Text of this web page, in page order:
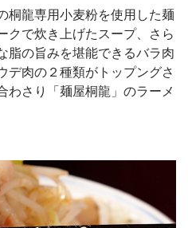
桐龍専用小麦粉を使用した麺
クで炊き上げたスープ、さら
脂の旨みを堪能できるバラ肉
デ肉の２種類がトップングさ
わさり「麺屋桐龍」のラーメ